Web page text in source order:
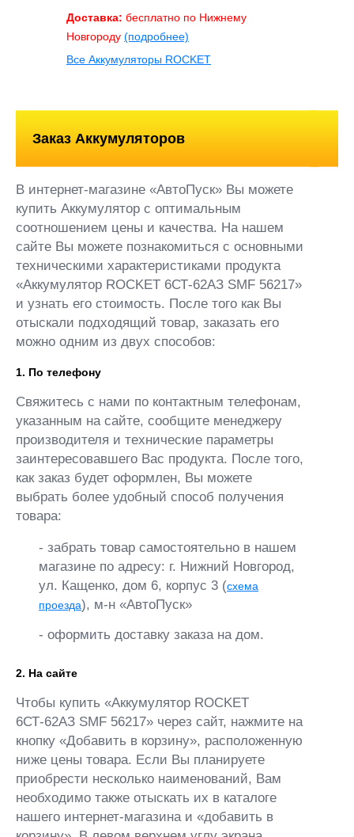
Доставка: бесплатно по Нижнему
Новгороду (подробнее)
Все Аккумуляторы ROCKET
Заказ Аккумуляторов
В интернет-магазине «АвтоПуск» Вы можете
купить Аккумулятор с оптимальным
соотношением цены и качества. На нашем
сайте Вы можете познакомиться с основными
техническими характеристиками продукта
«Аккумулятор ROCKET 6СТ-62АЗ SMF 56217»
и узнать его стоимость. После того как Вы
отыскали подходящий товар, заказать его
можно одним из двух способов:
1. По телефону
Свяжитесь с нами по контактным телефонам,
указанным на сайте, сообщите менеджеру
производителя и технические параметры
заинтересовавшего Вас продукта. После того,
как заказ будет оформлен, Вы можете
выбрать более удобный способ получения
товара:
- забрать товар самостоятельно в нашем
магазине по адресу: г. Нижний Новгород,
ул. Кащенко, дом 6, корпус 3 (схема
проезда), м-н «АвтоПуск»
- оформить доставку заказа на дом.
2. На сайте
Чтобы купить «Аккумулятор ROCKET
6СТ-62АЗ SMF 56217» через сайт, нажмите на
кнопку «Добавить в корзину», расположенную
ниже цены товара. Если Вы планируете
приобрести несколько наименований, Вам
необходимо также отыскать их в каталоге
нашего интернет-магазина и «добавить в